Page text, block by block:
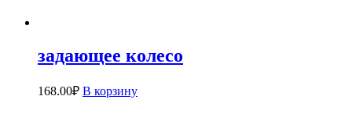
задающее колесо
168.00₽ В корзину